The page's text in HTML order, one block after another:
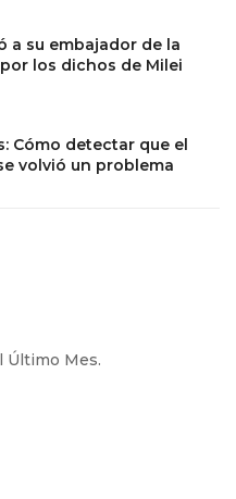
a su embajador de la
los dichos de Milei
Cómo detectar que el
volvió un problema
Último Mes.